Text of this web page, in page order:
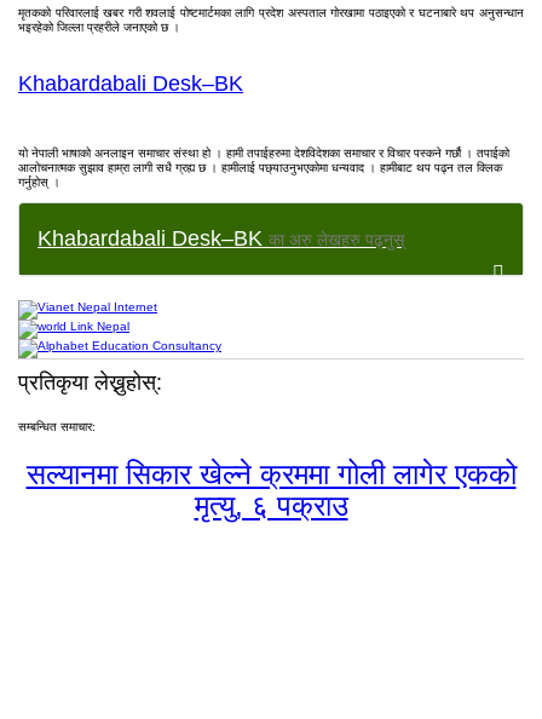
मृतकको परिवारलाई खबर गरी शवलाई पोष्टमार्टमका लागि प्रदेश अस्पताल गोरखामा पठाइएको र घटनाबारे थप अनुसन्धान
भइरहेको जिल्ला प्रहरीले जनाएको छ ।
Khabardabali Desk–BK
यो नेपाली भाषाको अनलाइन समाचार संस्था हो । हामी तपाईहरुमा देशविदेशका समाचार र विचार पस्कने गर्छौ । तपाईको
आलोचनात्मक सुझाव हाम्रा लागी सधै ग्रह्य छ । हामीलाई पछ्याउनुभएकोमा धन्यवाद । हामीबाट थप पढ्न तल क्लिक
गर्नुहोस् ।
Khabardabali Desk–BK का अरु लेखहरु पढ्नुस्
प्रतिकृया लेख्नुहोस्:
सम्बन्धित समाचार:
सल्यानमा सिकार खेल्ने क्रममा गोली लागेर एकको
मृत्यु, ६ पक्राउ